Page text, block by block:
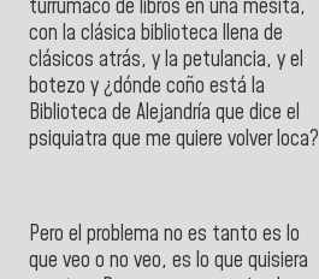
turrumaco de libros en una mesita,
con la clásica biblioteca llena de
clásicos atrás, y la petulancia, y el
botezo y ¿dónde coño está la
Biblioteca de Alejandría que dice el
psiquiatra que me quiere volver loca?
Pero el problema no es tanto es lo
que veo o no veo, es lo que quisiera